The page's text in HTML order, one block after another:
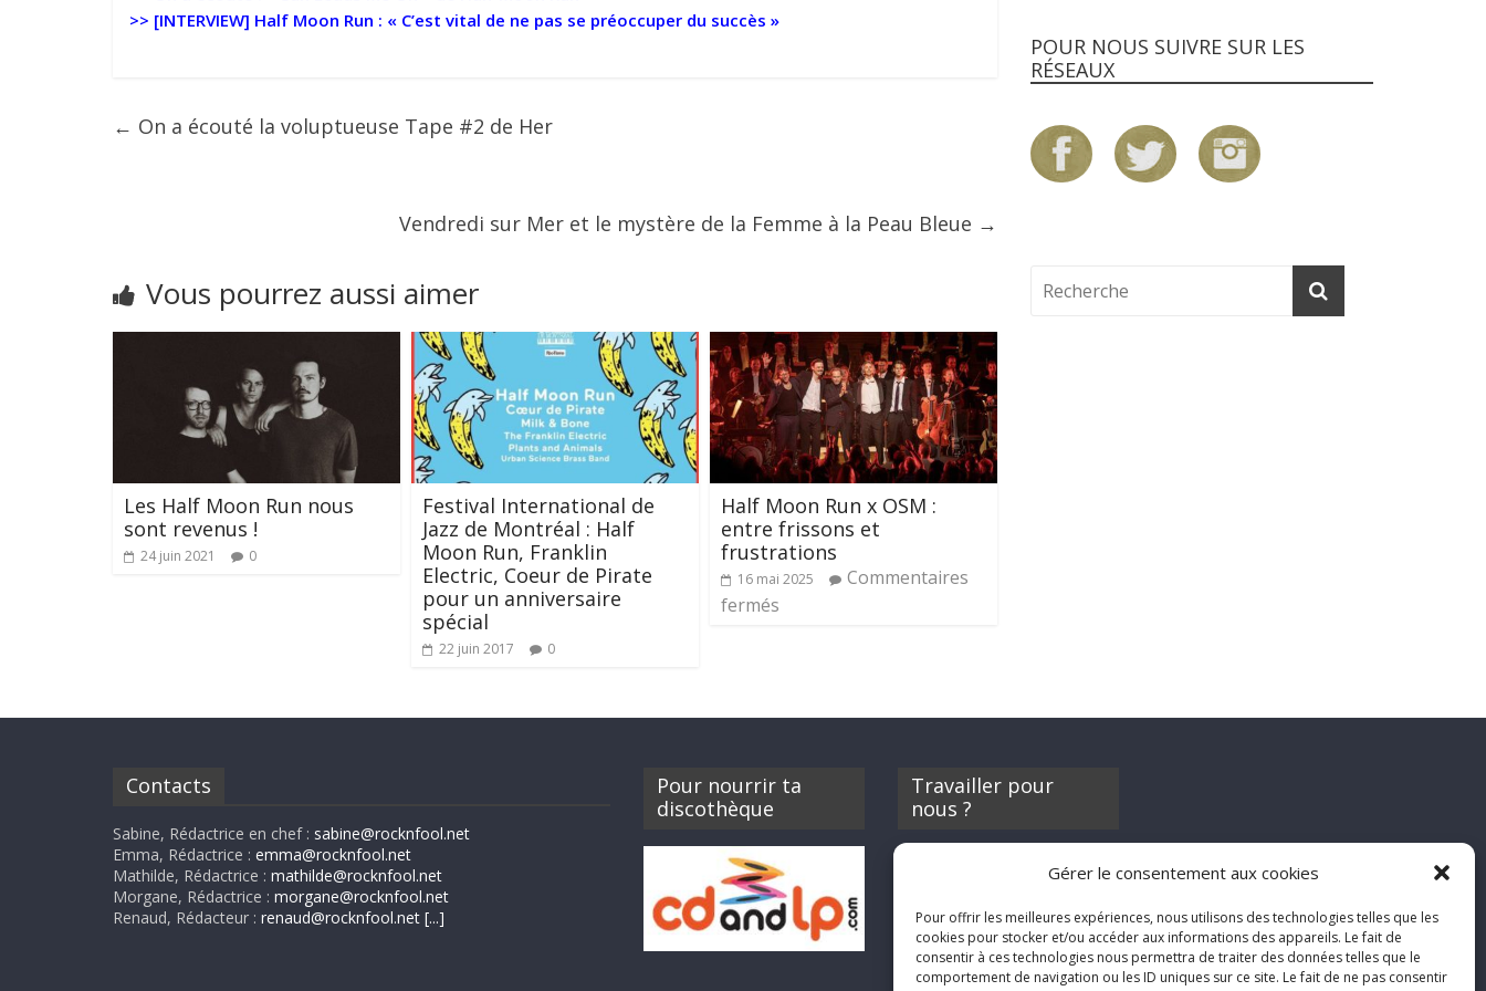
Gérer le consentement aux cookies
Pour offrir les meilleures expériences, nous utilisons des technologies telles que les
cookies pour stocker et/ou accéder aux informations des appareils. Le fait de
consentir à ces technologies nous permettra de traiter des données telles que le
comportement de navigation ou les ID uniques sur ce site. Le fait de ne pas consentir
>> [INTERVIEW] Half Moon Run : « C’est vital de ne pas se préoccuper du succès »
← On a écouté la voluptueuse Tape #2 de Her
Vendredi sur Mer et le mystère de la Femme à la Peau Bleue →
Vous pourrez aussi aimer
Les Half Moon Run nous
sont revenus !
24 juin 2021 0
Festival International de
Jazz de Montréal : Half
Moon Run, Franklin
Electric, Coeur de Pirate
pour un anniversaire
spécial
22 juin 2017 0
Half Moon Run x OSM :
entre frissons et
frustrations
16 mai 2025
Commentaires
fermés
POUR NOUS SUIVRE SUR LES
RÉSEAUX
Contacts
Sabine, Rédactrice en chef : sabine@rocknfool.net
Emma, Rédactrice : emma@rocknfool.net
Mathilde, Rédactrice : mathilde@rocknfool.net
Morgane, Rédactrice : morgane@rocknfool.net
Renaud, Rédacteur : renaud@rocknfool.net [...]
Pour nourrir ta
discothèque
Travailler pour
nous ?
Rocknfool, n'hésite pas à nous
concerts, de films, séries ou
des billets d'humeur :
sabine@rocknfool.net